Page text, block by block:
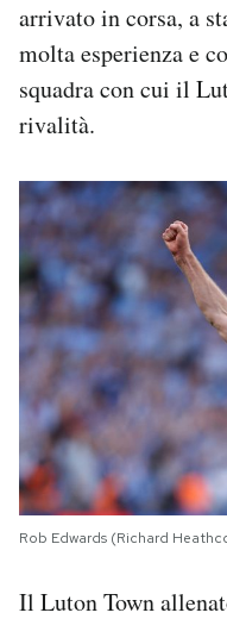
arrivato in corsa, a
molta esperienza e
squadra con cui il
rivalità.
Rob Edwards (Richard
Il Luton Town